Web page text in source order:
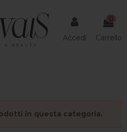
Accedi
0
Carrello
in questa categoria.